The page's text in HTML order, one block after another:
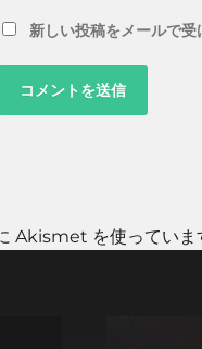
新しい投稿をメールで受
Akismet を使っていま